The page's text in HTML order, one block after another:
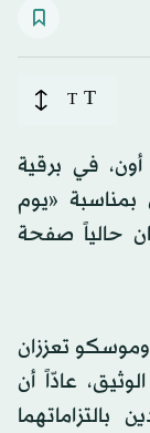
T
T
في برقية
بمناسبة «يوم
حالياً صفحة
وموسكو تعززان
عادّاً أن